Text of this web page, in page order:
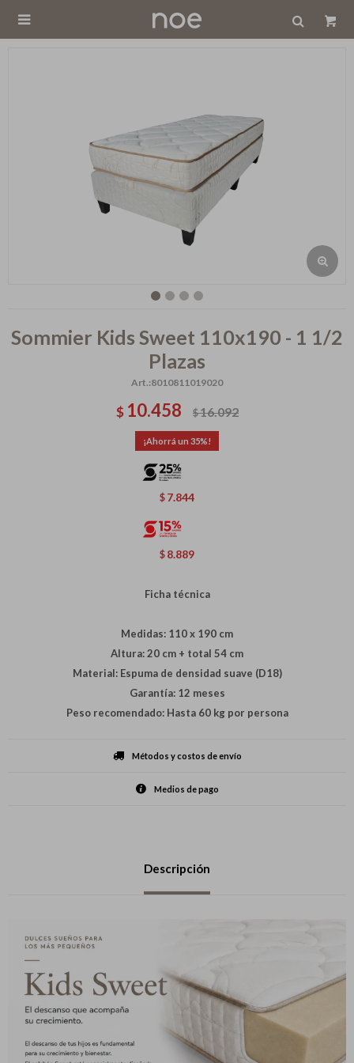

Sommier Kids Sweet 110x190 - 1 1/2
Plazas
8010811019020
$ 10.458 $16.092
35
$ 7.844
$ 8.889
Ficha técnica
Medidas: 110 x 190 cm
Altura: 20 cm + total 54 cm
Material: Espuma de densidad suave (D18)
Garantía: 12 meses
Peso recomendado: Hasta 60 kg por persona
Métodos y costos de envío
Medios de pago
Descripción